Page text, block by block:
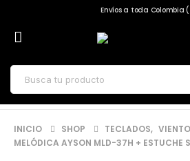
Envíos a toda Colombia
INICIO SHOP TECLADOS,
MELÓDICA AYSON MLD-37H + ESTUCHE